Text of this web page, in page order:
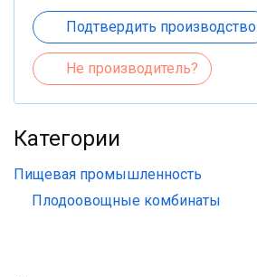
Подтвердить производство
Не производитель?
Категории
Пищевая промышленность
Плодоовощные комбинаты